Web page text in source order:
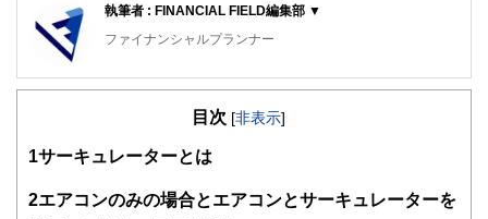
執筆者 : FINANCIAL FIELD編集部 ▼
ファイナンシャルプランナー
FinancialField編集部は、金融、経済に関する記事を、日々
知識がない方でも理解できるようわかりやすく発信していま
得者を中心に「お金や暮らし」に関する書籍・雑誌の編集経
験者で構成され、企画立案から記事掲載まですべての工程に
目次 [非表示]
1 サーキュレーターとは
2エアコンのみの場合とエアコンとサーキュレーターを